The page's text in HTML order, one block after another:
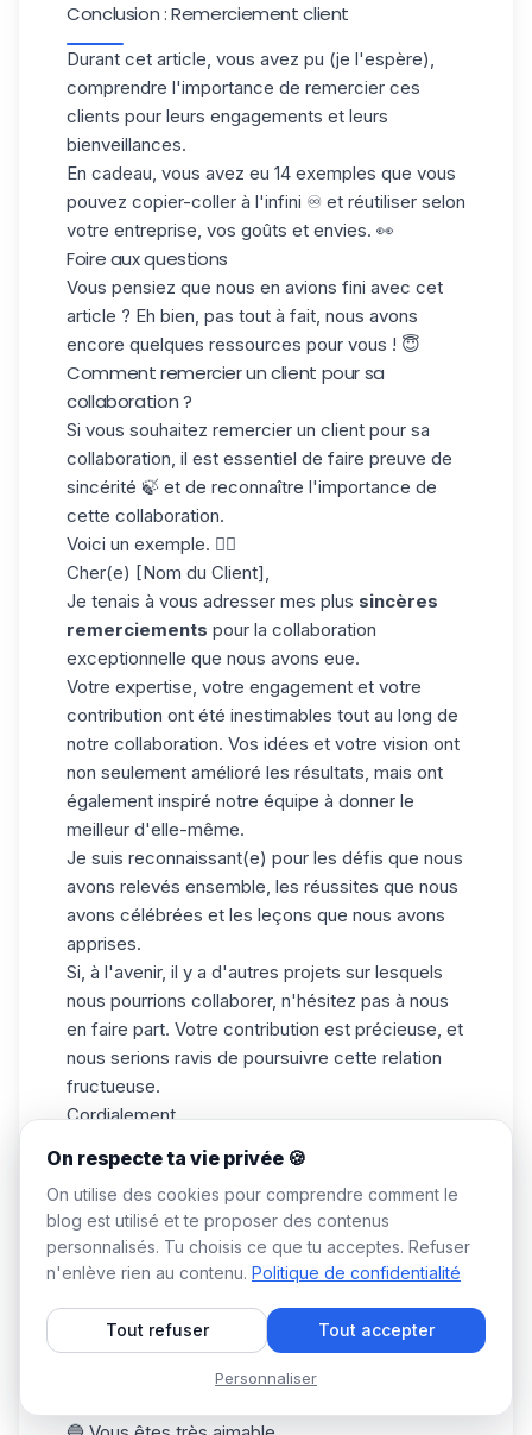
Conclusion : Remerciement client
Durant cet article, vous avez pu (je l'espère),
comprendre l'importance de remercier ces
clients pour leurs engagements et leurs
bienveillances.
En cadeau, vous avez eu 14 exemples que vous
pouvez copier-coller à l'infini ♾️ et réutiliser selon
votre entreprise, vos goûts et envies. 👀
Foire aux questions
Vous pensiez que nous en avions fini avec cet
article ? Eh bien, pas tout à fait, nous avons
encore quelques ressources pour vous ! 😇
Comment remercier un client pour sa
collaboration ?
Si vous souhaitez remercier un client pour sa
collaboration, il est essentiel de faire preuve de
sincérité 🍃 et de reconnaître l'importance de
cette collaboration.
Voici un exemple. 👇🏼
Cher(e) [Nom du Client],
Je tenais à vous adresser mes plus sincères
remerciements pour la collaboration
exceptionnelle que nous avons eue.
Votre expertise, votre engagement et votre
contribution ont été inestimables tout au long de
notre collaboration. Vos idées et votre vision ont
non seulement amélioré les résultats, mais ont
également inspiré notre équipe à donner le
meilleur d'elle-même.
Je suis reconnaissant(e) pour les défis que nous
avons relevés ensemble, les réussites que nous
avons célébrées et les leçons que nous avons
apprises.
Si, à l'avenir, il y a d'autres projets sur lesquels
nous pourrions collaborer, n'hésitez pas à nous
en faire part. Votre contribution est précieuse, et
nous serions ravis de poursuivre cette relation
fructueuse.
Cordialement,
Comment dire merci tout simplement ?
Découvrez 10 autres manières dedire merci:
🔵Merci beaucoup.
🟣 Je vous suis reconnaissant(e).
🟣 C'estgentilde votre part.
On respecte ta vie privée 🍪
On utilise des cookies pour comprendre comment le
blog est utilisé et te proposer des contenus
personnalisés. Tu choisis ce que tu acceptes. Refuser
n'enlève rien au contenu. Politique de confidentialité
Tout refuser Tout accepter
Personnaliser